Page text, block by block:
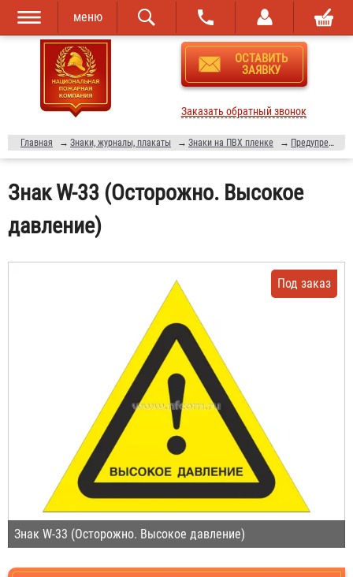
Перейти к
основному
содержанию
Skip to
navigation
меню
ОСТАВИТЬ
ЗАЯВКУ
Заказать обратный звонок
Главная → Знаки, журналы, плакаты → Знаки на ПВХ пленке → Предупреждающие знаки
Знак W-33 (Осторожно. Высокое
давление)
Знак W-33 (Осторожно. Высокое давление)
Под заказ